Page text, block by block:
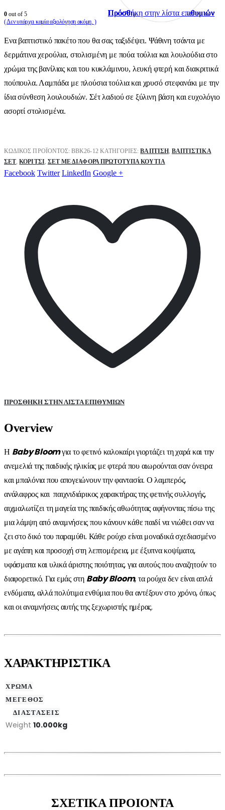
0 out of 5
( Δεν υπάρχει καμία αξιολόγηση ακόμη. )
Ενα βαπτιστικό πακέτο που θα σας ταξιδέψει. Ψάθινη τσάντα με
δερμάτινα χερούλια, στολισμένη με πούα τούλια και λουλούδια στο
χρώμα της βανίλιας και του κυκλάμινου, λευκή φτερή και διακριτικά
πούπουλα. Λαμπάδα με πλούσια τούλια και χρυσό στεφανάκι με την
ίδια σύνθεση λουλουδιών. Σέτ λαδιού σε ξύλινη βάση και ευχολόγιο
ασορτί στολισμένα.
ΚΩΔΙΚΌΣ ΠΡΟΪΌΝΤΟΣ:ΒΒK26-12 ΚΑΤΗΓΟΡΊΕΣ:ΒΑΠΤΙΣΗ, ΒΑΠΤΙΣΤΙΚΆ
ΣΕΤ ,ΚΟΡΊΤΣΙ, ΣΕΤ ΜΕ ΔΙΆΦΟΡΑ ΠΡΩΤΌΤΥΠΑ ΚΟΥΤΙΆ
Facebook Twitter LinkedIn Google +
ΠΡΌΣΘΉΚΗ ΣΤΗΝ ΛΊΣΤΑ ΕΠΙΘΥΜΙΏΝ
Overview
Η BabyBloomγια το φετινό καλοκαίρι γιορτάζει τη χαρά και την
ανεμελιά της παιδικής ηλικίας με φτερά που αιωρούνται σαν όνειρα
και μπαλόνια που απογειώνουν την φαντασία. Ο λαμπερός,
ανάλαφρος και παιχνιδιάρικος χαρακτήρας της φετινής συλλογής,
αιχμαλωτίζει τη μαγεία της παιδικής αθωότητας αφήνοντας πίσω της
μια λάμψη από αναμνήσεις που κάνουν κάθε παιδί να νιώθει σαν να
ζει στο δικό του παραμύθι. Κάθε ρούχο είναι μοναδικά σχεδιασμένο
με αγάπη και προσοχή στη λεπτομέρεια, με έξυπνα κοψίματα,
υφάσματα και υλικά άριστης ποιότητας, για αυτούς που αναζητούν το
διαφορετικό. Για εμάς στη Baby Bloom, τα ρούχα δεν είναι απλά
ενδύματα, αλλά πολύτιμα ενθύμια που θα αντέξουν στο χρόνο, όπως
και οι αναμνήσεις αυτής της ξεχωριστής ημέρας.
ΧΑΡΑΚΤΗΡΙΣΤΙΚΑ
ΧΡΩΜΑ
ΜΕΓΕΘΟΣ
ΔΙΑΣΤΑΣΕΙΣ
Weight 10.000kg
ΣΧΕΤΙΚΑ ΠΡΟΙΟΝΤΑ
Πρόσθήκη στην λίστα επιθυμιών
Πρόσθήκη στην λίστα επιθυμιών
Πρόσθήκη στην λίστα επιθυμιών
Πρόσθήκη στην λίστα επιθυμιών
Πρόσθήκη στην λίστα επιθυμιών
Πρόσθήκη στην λίστα επιθυμιών
Πρόσθήκη στην λίστα επιθυμιών
Πρόσθήκη στην λίστα επιθυμιών
Πρόσθήκη στην λίστα επιθυμιών
Πρόσθήκη στην λίστα επιθυμιών